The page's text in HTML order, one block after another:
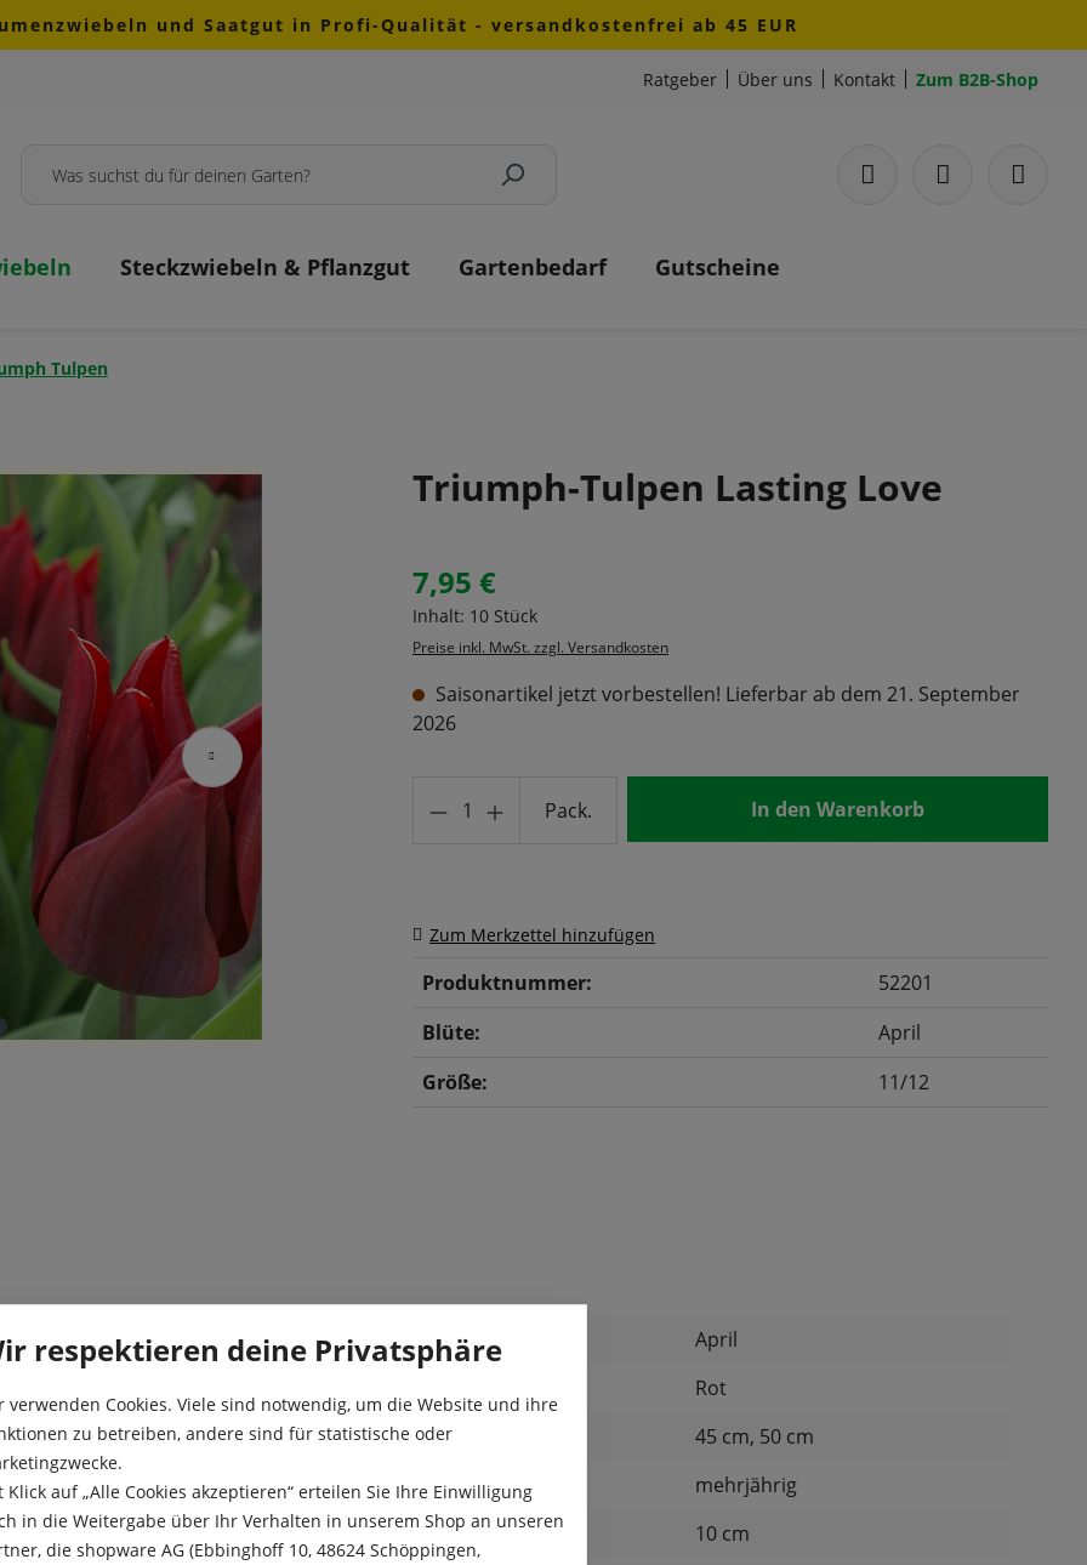
und Saatgut in Profi-Qualität - versandkostenfrei ab 45 EUR
Ratgeber Über uns Kontakt Zum B2B-Shop
Steckzwiebeln & Pflanzgut Gartenbedarf Gutscheine
Tulpen
Triumph-Tulpen Lasting Love
Regulärer Preis:
7,95 €
Inhalt: 10 Stück
Preise inkl. MwSt. zzgl. Versandkosten
Saisonartikel jetzt vorbestellen! Lieferbar ab dem 21. September
2026
Produkt Anzahl: Gib den gewünschten Wert ein
Pack. In den Warenkorb
Zum Merkzettel hinzufügen
Produktnummer:
52201
Blüte:
April
Größe:
11/12
den schlanken, spitz
in Ihrer Erscheinung den
Signalfarbe können
werden.
Blüte:
April
Rot
Höhe:
45 cm, 50 cm
Kulturdauer:
mehrjährig
Pflanzabstand:
10 cm
respektieren deine Privatsphäre
verwenden Cookies. Viele sind notwendig, um die Website und ihre
zu betreiben, andere sind für statistische oder
Klick auf „Alle Cookies akzeptieren“ erteilen Sie Ihre Einwilligung
in die Weitergabe über Ihr Verhalten in unserem Shop an unseren
die shopware AG (Ebbinghoff 10, 48624 Schöppingen,